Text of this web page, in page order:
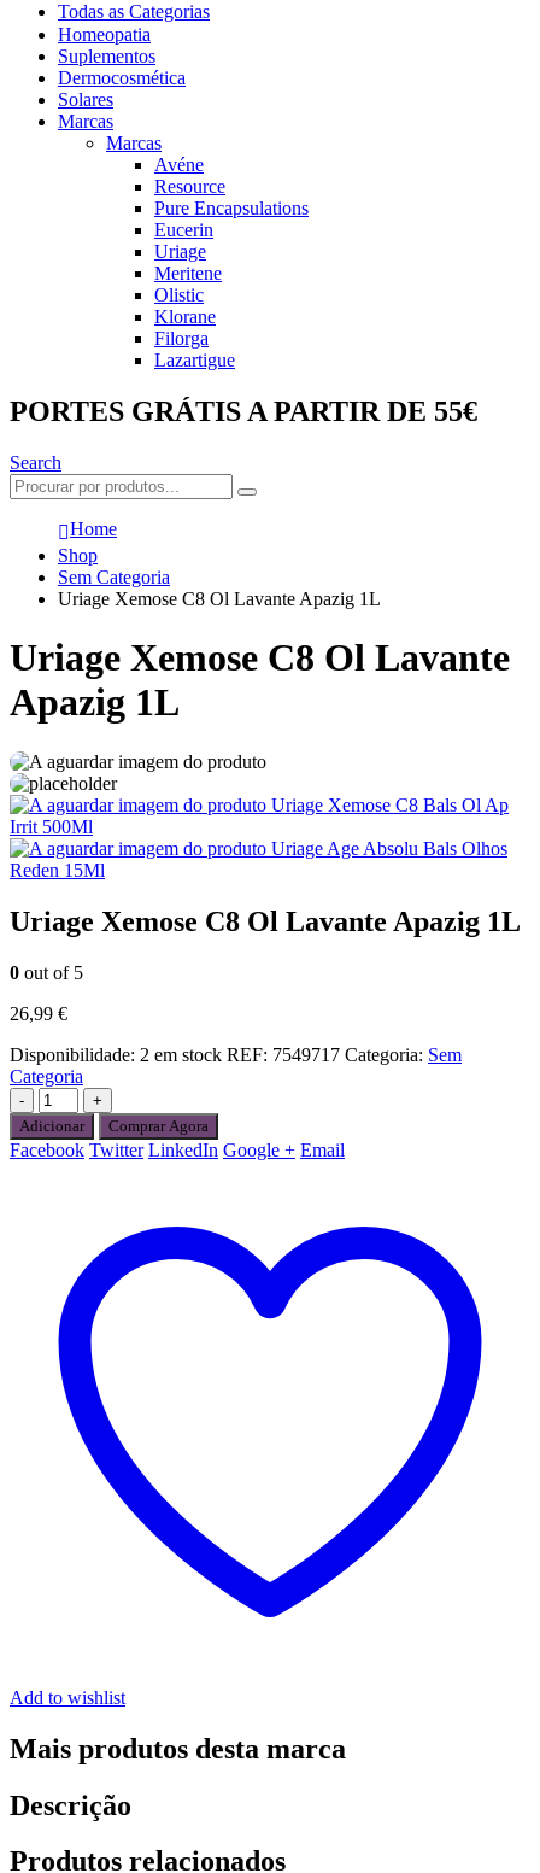
Todas as Categorias
Homeopatia
Suplementos
Dermocosmética
Solares
Marcas
Marcas
Avéne
Resource
Pure Encapsulations
Eucerin
Uriage
Meritene
Olistic
Klorane
Filorga
Lazartigue
PORTES GRÁTIS A PARTIR DE 55€
Search
Home
Shop
Sem Categoria
Uriage Xemose C8 Ol Lavante Apazig 1L
Uriage Xemose C8 Ol Lavante
Apazig 1L
Uriage Xemose C8 Bals Ol Ap
Irrit 500Ml
Uriage Age Absolu Bals Olhos
Reden 15Ml
Uriage Xemose C8 Ol Lavante Apazig 1L
0 out of 5
26,99 €
Disponibilidade: 2 em stock REF: 7549717 Categoria: Sem
Categoria
-
+
Adicionar
Comprar Agora
Facebook Twitter LinkedIn Google + Email
Add to wishlist
Mais produtos desta marca
Descrição
Produtos relacionados